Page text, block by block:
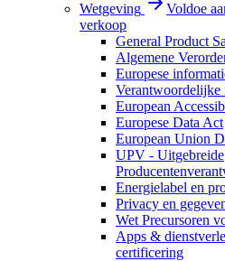
Wetgeving
Voldoe
verkoop
General Product
Algemene
Europese
Verantwoordelijke
European
Europese Data Act
European Union
UPV - Uitgebreide
Energielabel en
Privacy en
Wet Precursoren
Apps &
certificering